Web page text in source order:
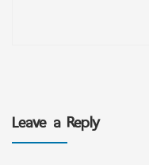
Leave a Reply